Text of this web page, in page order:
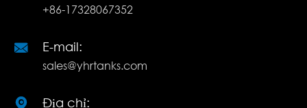
+86-17328067352
 E-mail:
sales@yhrtanks.com
 Địa chỉ: